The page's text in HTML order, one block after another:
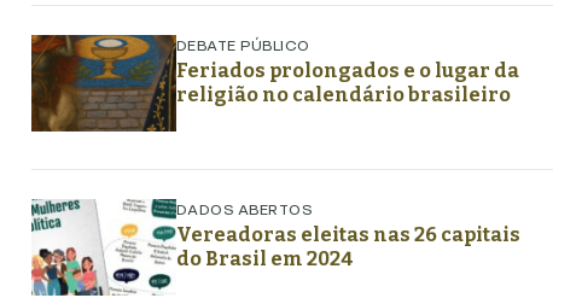
DEBATE PÚBLICO
Feriados prolongados e o lugar da
religião no calendário brasileiro
DADOS ABERTOS
Vereadoras eleitas nas 26 capitais
do Brasil em 2024